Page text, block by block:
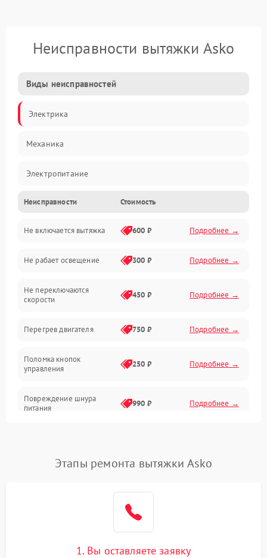
Неисправности вытяжки Asko
Виды неисправностей
Электрика
Механика
Электропитание
Вентиляция
Освещение
Механические повреждения
Электроника
Неисправности Стоимость
Не включается вытяжка 600 ₽ Подробнее →
Не рабает освещение 300 ₽ Подробнее →
Не переключаются
скорости
450 ₽ Подробнее →
Перегрев двигателя 750 ₽ Подробнее →
Поломка кнопок
управления
250 ₽ Подробнее →
Повреждение шнура
питания
990 ₽ Подробнее →
1000 ₽
Этапы ремонта вытяжки Asko
1. Вы оставляете заявку